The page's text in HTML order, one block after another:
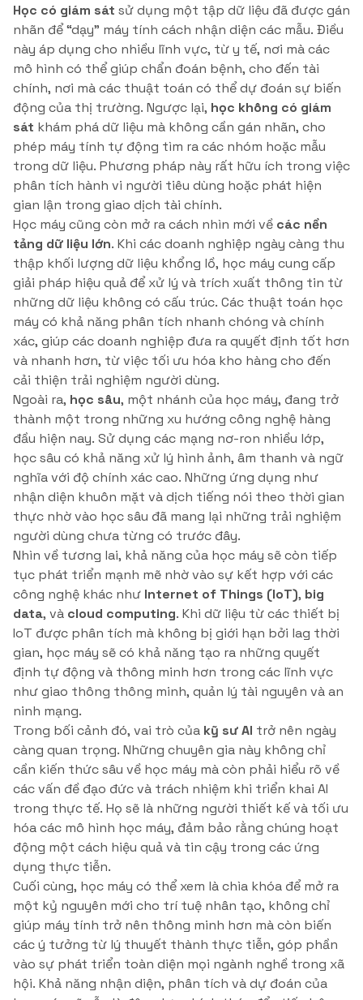
Học có giám sát sử dụng một tập dữ liệu đã được gán
nhãn để “dạy” máy tính cách nhận diện các mẫu. Điều
này áp dụng cho nhiều lĩnh vực, từ y tế, nơi mà các
mô hình có thể giúp chẩn đoán bệnh, cho đến tài
chính, nơi mà các thuật toán có thể dự đoán sự biến
động của thị trường. Ngược lại, học không có giám
sát khám phá dữ liệu mà không cần gán nhãn, cho
phép máy tính tự động tìm ra các nhóm hoặc mẫu
trong dữ liệu. Phương pháp này rất hữu ích trong việc
phân tích hành vi người tiêu dùng hoặc phát hiện
gian lận trong giao dịch tài chính.
Học máy cũng còn mở ra cách nhìn mới về các nền
tảng dữ liệu lớn. Khi các doanh nghiệp ngày càng thu
thập khối lượng dữ liệu khổng lồ, học máy cung cấp
giải pháp hiệu quả để xử lý và trích xuất thông tin từ
những dữ liệu không có cấu trúc. Các thuật toán học
máy có khả năng phân tích nhanh chóng và chính
xác, giúp các doanh nghiệp đưa ra quyết định tốt hơn
và nhanh hơn, từ việc tối ưu hóa kho hàng cho đến
cải thiện trải nghiệm người dùng.
Ngoài ra, học sâu, một nhánh của học máy, đang trở
thành một trong những xu hướng công nghệ hàng
đầu hiện nay. Sử dụng các mạng nơ-ron nhiều lớp,
học sâu có khả năng xử lý hình ảnh, âm thanh và ngữ
nghĩa với độ chính xác cao. Những ứng dụng như
nhận diện khuôn mặt và dịch tiếng nói theo thời gian
thực nhờ vào học sâu đã mang lại những trải nghiệm
người dùng chưa từng có trước đây.
Nhìn về tương lai, khả năng của học máy sẽ còn tiếp
tục phát triển mạnh mẽ nhờ vào sự kết hợp với các
công nghệ khác như Internet of Things (IoT), big
data, và cloud computing. Khi dữ liệu từ các thiết bị
IoT được phân tích mà không bị giới hạn bởi lag thời
gian, học máy sẽ có khả năng tạo ra những quyết
định tự động và thông minh hơn trong các lĩnh vực
như giao thông thông minh, quản lý tài nguyên và an
ninh mạng.
Trong bối cảnh đó, vai trò của kỹ sư AI trở nên ngày
càng quan trọng. Những chuyên gia này không chỉ
cần kiến thức sâu về học máy mà còn phải hiểu rõ về
các vấn đề đạo đức và trách nhiệm khi triển khai AI
trong thực tế. Họ sẽ là những người thiết kế và tối ưu
hóa các mô hình học máy, đảm bảo rằng chúng hoạt
động một cách hiệu quả và tin cậy trong các ứng
dụng thực tiễn.
Cuối cùng, học máy có thể xem là chìa khóa để mở ra
một kỷ nguyên mới cho trí tuệ nhân tạo, không chỉ
giúp máy tính trở nên thông minh hơn mà còn biến
các ý tưởng từ lý thuyết thành thực tiễn, góp phần
vào sự phát triển toàn diện mọi ngành nghề trong xã
hội. Khả năng nhận diện, phân tích và dự đoán của